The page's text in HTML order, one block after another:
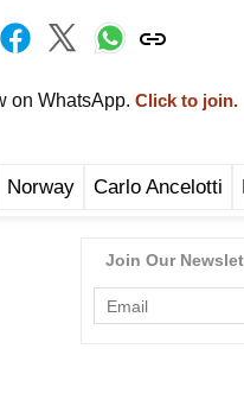
on WhatsApp. Click to join.
Norway Carlo Ancelotti